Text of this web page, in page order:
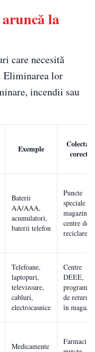
la
care necesită
Eliminarea lor
incendii sau
Exemple
Colectare
corectă
Baterii
AA/AAA,
acumulatori,
baterii telefon
Puncte
speciale
magazine,
centre de
reciclare
Telefoane,
laptopuri,
televizoare,
cabluri,
electrocasnice
Centre
DEEE,
programe
de
în
Medicamente
Farmacii,